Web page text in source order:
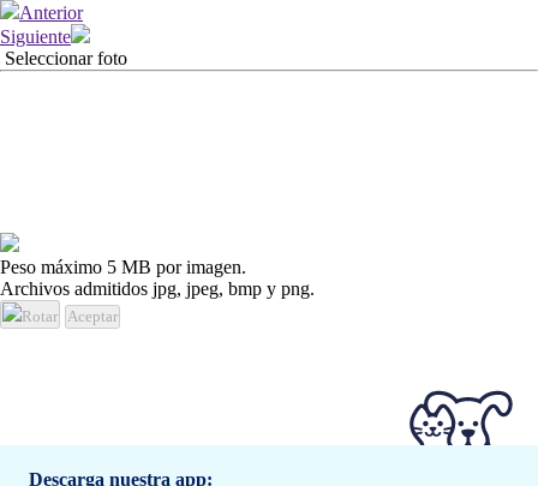
Anterior
Siguiente
Seleccionar foto
Peso máximo 5 MB por imagen.
Archivos admitidos jpg, jpeg, bmp y png.
Rotar Aceptar
Descarga nuestra app: